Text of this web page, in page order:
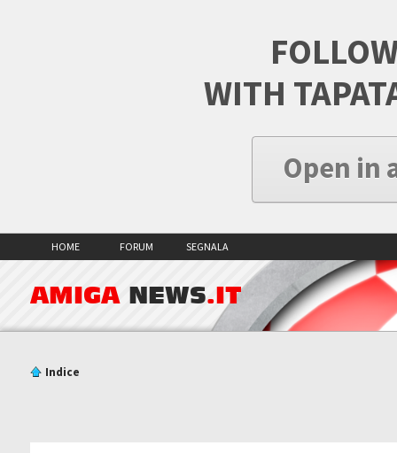
WITH
Open in
HOME FORUM SEGNALA
AMIGA NEWS.IT
Indice